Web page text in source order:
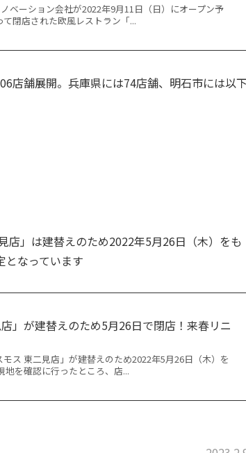
ベーション会社が2022年9月11日（日）にオープン予
閉店された欧風レストラン「...
店舗展開。兵庫県には74店舗、明石市には以
店」は建替えのため2022年5月26日（木）をも
となっています
」が建替えのため5月26日で閉店！来春リニ
ス 東二見店」が建替えのため2022年5月26日（木）を
地を確認に行ったところ、店...